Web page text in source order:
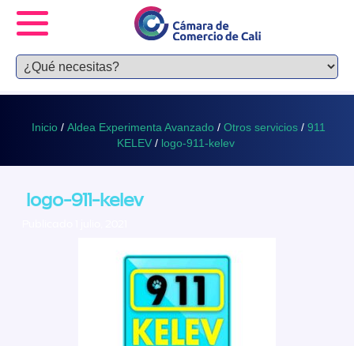
Inicio / Aldea Experimenta Avanzado / Otros servicios / 911
KELEV / logo-911-kelev
logo-911-kelev